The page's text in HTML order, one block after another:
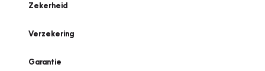
Zekerheid
Verzekering
Garantie